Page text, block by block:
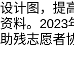
设计图，提
资料。2023
助残志愿者